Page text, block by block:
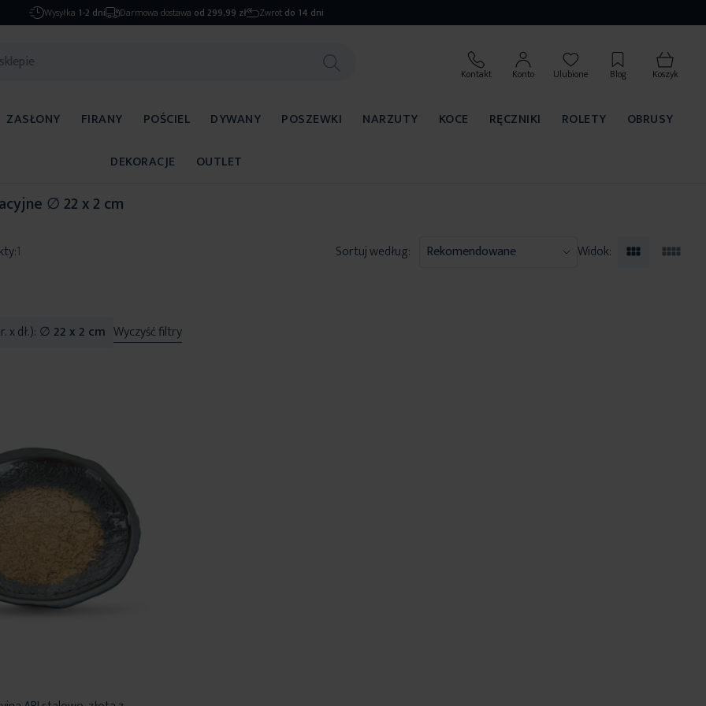
Wysyłka 1-2 dni Darmowa dostawa od 299,99 zł Zwrot do 14 dni
Kontakt Konto Ulubione Blog Koszyk
ZASŁONY FIRANY POŚCIEL DYWANY POSZEWKI NARZUTY KOCE RĘCZNIKI ROLETY
OBRUSY
DEKORACJE
OUTLET
∅ 22 x 2 cm
1 Sortuj według: Widok:
x dł.) ∅ 22 x 2 cm Wyczyść filtry